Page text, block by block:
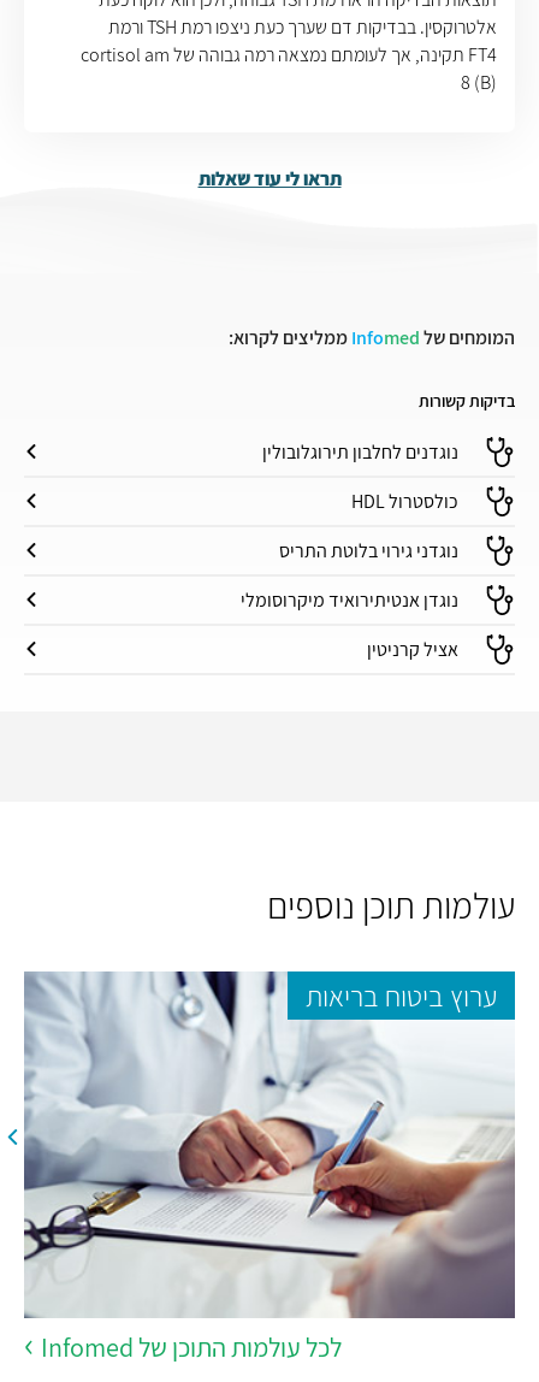
אלטרוקסין. בבדיקות דם שערך כעת ניצפו רמת TSH ורמת
FT4 תקינה, אך לעומתם נמצאה רמה גבוהה של cortisol am
8 (B)
תראו לי עוד שאלות
המומחים של Infomed ממליצים לקרוא:
בדיקות קשורות
נוגדנים לחלבון תירוגלובולין
כולסטרול HDL
נוגדני גירוי בלוטת התריס
נוגדן אנטיתירואיד מיקרוסומלי
אציל קרניטין
עולמות תוכן נוספים
ערוץ ביטוח בריאות
לכל עולמות התוכן של Infomed